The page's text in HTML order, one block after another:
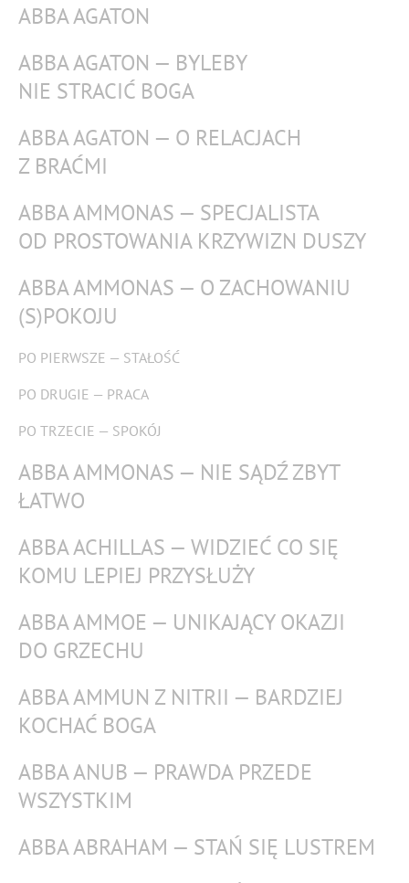
ABBA AGATON
ABBA AGATON — BYLEBY
NIE STRACIĆ BOGA
ABBA AGATON — O RELACJACH
Z BRAĆMI
ABBA AMMONAS — SPECJALISTA
OD PROSTOWANIA KRZYWIZN DUSZY
ABBA AMMONAS — O ZACHOWANIU
(S)POKOJU
PO PIERWSZE — STAŁOŚĆ
PO DRUGIE — PRACA
PO TRZECIE — SPOKÓJ
ABBA AMMONAS — NIE SĄDŹ ZBYT
ŁATWO
ABBA ACHILLAS — WIDZIEĆ CO SIĘ
KOMU LEPIEJ PRZYSŁUŻY
ABBA AMMOE — UNIKAJĄCY OKAZJI
DO GRZECHU
ABBA AMMUN Z NITRII — BARDZIEJ
KOCHAĆ BOGA
ABBA ANUB — PRAWDA PRZEDE
WSZYSTKIM
ABBA ABRAHAM — STAŃ SIĘ LUSTREM